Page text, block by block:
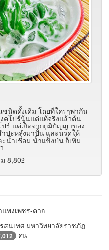
นิดดั้งเดิม โดยที่ใครๆพากัน
คโปร์นู้นแต่แท้จริงแล้วต้น
ปร์ แต่เกิดจากภูมิปัญญาของ
ำปะหลังมาปั้น และนวดให้
ะน้ำเชื่อม น้ำแข็งป่น ก็เพิ่ม
8,802
พงเพชร-ตาก
สนเทศ มหาวิทยาลัยราชภัฏ
คน